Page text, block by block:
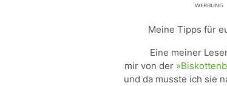
ᵂᴱᴿᴮᵁᴺᴳ
Meine Tipps für
Eine meiner
mir von der
und da musste ich sie